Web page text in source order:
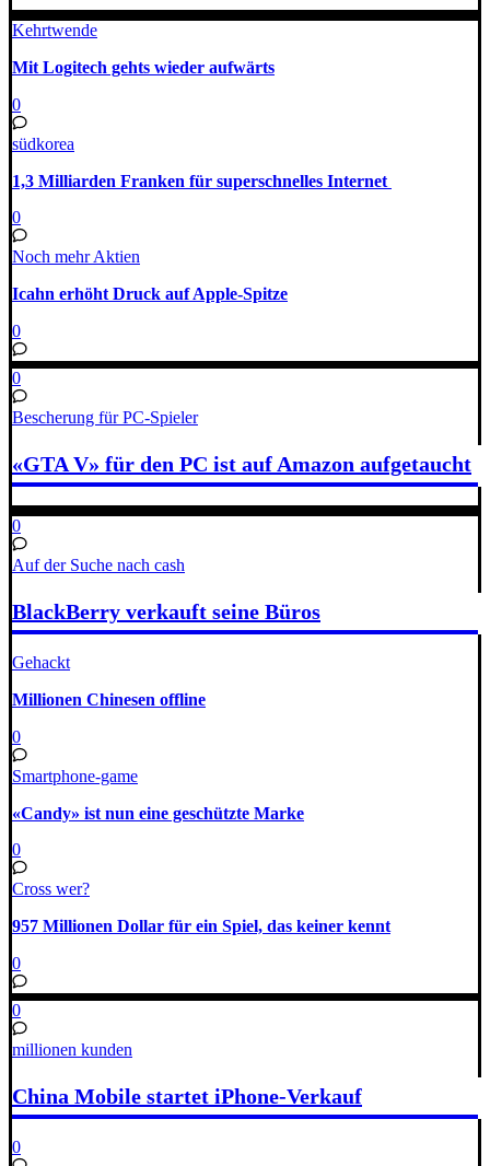
Kehrtwende
Mit Logitech gehts wieder aufwärts
0
südkorea
1,3 Milliarden Franken für superschnelles Internet
0
Noch mehr Aktien
Icahn erhöht Druck auf Apple-Spitze
0
0
Bescherung für PC-Spieler
«GTA V» für den PC ist auf Amazon aufgetaucht
0
Auf der Suche nach cash
BlackBerry verkauft seine Büros
Gehackt
Millionen Chinesen offline
0
Smartphone-game
«Candy» ist nun eine geschützte Marke
0
Cross wer?
957 Millionen Dollar für ein Spiel, das keiner kennt
0
0
millionen kunden
China Mobile startet iPhone-Verkauf
0